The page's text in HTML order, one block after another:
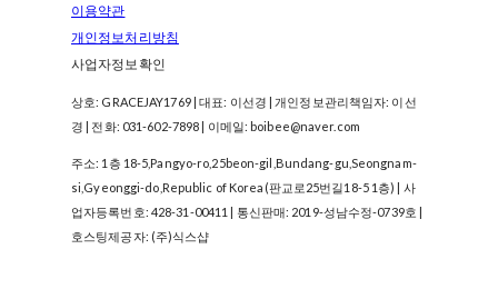
이용약관
개인정보처리방침
사업자정보확인
상호: GRACEJAY1769 | 대표: 이선경 | 개인정보관리책임자: 이선
경 | 전화: 031-602-7898 | 이메일: boibee@naver.com
주소: 1층 18-5,Pangyo-ro,25beon-gil,Bundang-gu,Seongnam-
si,Gyeonggi-do,Republic of Korea(판교로25번길18-5 1층) | 사
업자등록번호: 428-31-00411 | 통신판매: 2019-성남수정-0739호 |
호스팅제공자: (주)식스샵